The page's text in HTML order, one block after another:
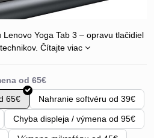
Yoga Tab 3 – opravu tlačidiel
Čítajte viac
65€
Nahranie softvéru od 39€
Chyba displeja / výmena od 95€